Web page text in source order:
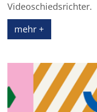
Videoschiedsrichter.
mehr +